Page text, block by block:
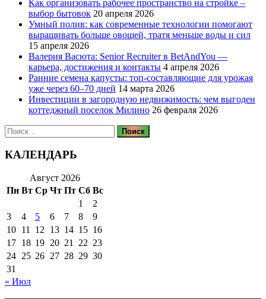
Как организовать рабочее пространство на стройке –
выбор бытовок 20 апреля 2026
Умный полив: как современные технологии помогают
выращивать больше овощей, тратя меньше воды и сил
15 апреля 2026
Валерия Васюта: Senior Recruiter в BetAndYou —
карьера, достижения и контакты 4 апреля 2026
Ранние семена капусты: топ‑составляющие для урожая
уже через 60–70 дней 14 марта 2026
Инвестиции в загородную недвижимость: чем выгоден
коттеджный поселок Милино 26 февраля 2026
Найти:
КАЛЕНДАРЬ
Август 2026
Пн Вт Ср Чт Пт Сб Вс
1
2
3
4 5 6 7 8
9
10 11 12 13 14 15 16
17 18 19 20 21 22 23
24 25 26 27 28 29 30
31
« Июл